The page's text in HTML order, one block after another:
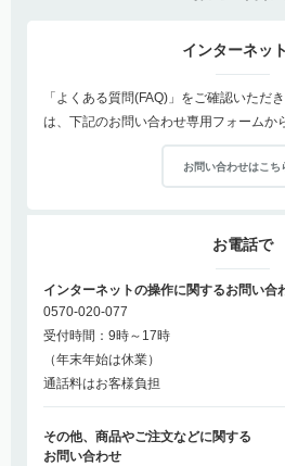
インターネッ
「よくある質問(FAQ)」をご確認いただ
は、下記のお問い合わせ専用フォームか
お問い合わせはこち
お電話で
インターネットの操作に関するお問い合
0570-020-077
受付時間：9時～17時
（年末年始は休業）
通話料はお客様負担
その他、商品やご注文などに関する
お問い合わせ